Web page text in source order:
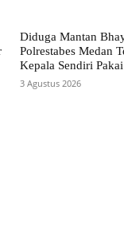
Diduga Mantan
Polrestabes Medan
Kepala Sendiri
3 Agustus 2026